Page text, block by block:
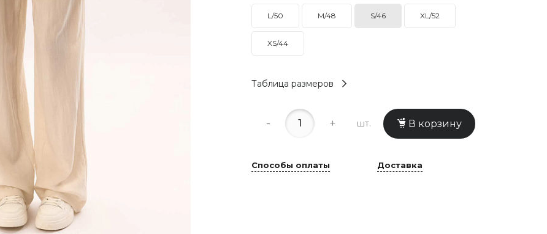
L/50 M/48 S/46 XL/52
XS/44
Таблица размеров
- + шт. В корзину
Способы оплаты Доставка